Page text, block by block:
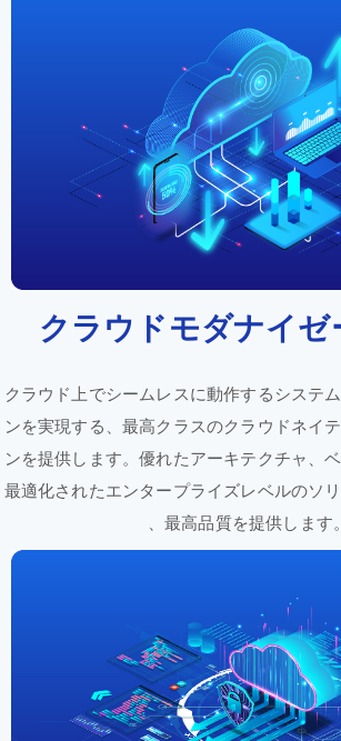
クラウドモダナイゼ
クラウド上でシームレスに動作するシステ
ンを実現する、 最高クラスのクラウドネイ
ンを提供します。優れたアーキテクチャ、
最適化されたエンタープライズレベルのソ
、 最高品質を提供します。